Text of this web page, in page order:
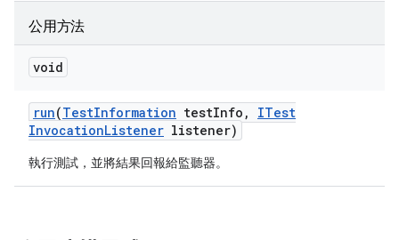
公用方法
void
run(TestInformation testInfo ,
ITest
InvocationListener listener)
執行測試，並將結果回報給監聽器。